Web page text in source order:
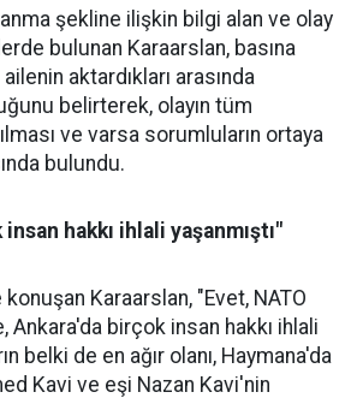
şekline ilişkin bilgi alan ve olay
bulunan Karaarslan, basına
aktardıkları arasında
belirterek, olayın tüm
ve varsa sorumluların ortaya
bulundu.
hakkı ihlali yaşanmıştı"
Karaarslan, "Evet, NATO
birçok insan hakkı ihlali
belki de en ağır olanı, Haymana'da
Kavi ve eşi Nazan Kavi'nin